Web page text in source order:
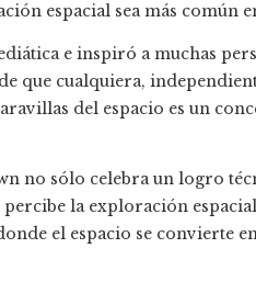
espacial sea más común
e inspiró a muchas
que cualquiera,
del espacio es un
no sólo celebra un logro
la exploración
el espacio se convierte